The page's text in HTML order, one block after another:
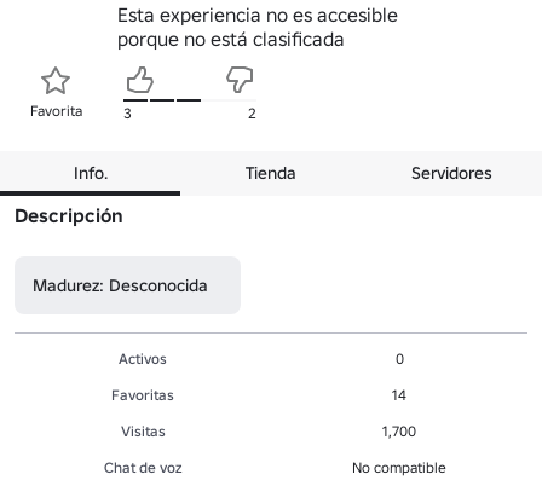
Esta experiencia no es accesible
porque no está clasificada
Favorita 3 2
Info. Tienda Servidores
Descripción
Madurez: Desconocida
Activos
0
Favoritas
14
Visitas
1,700
Chat de voz
No compatible